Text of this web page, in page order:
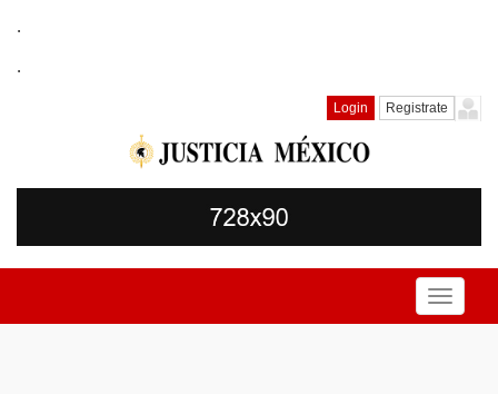
.
.
Login Registrate
Toggle